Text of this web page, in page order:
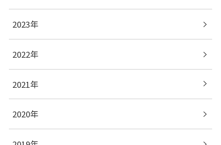
2023年
2022年
2021年
2020年